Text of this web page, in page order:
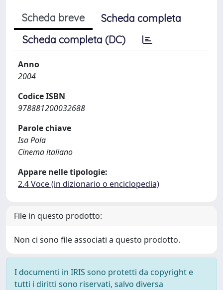
Scheda breve
Scheda completa
Scheda completa (DC)
Anno
2004
Codice ISBN
978881200032688
Parole chiave
Isa Pola
Cinema italiano
Appare nelle tipologie:
2.4 Voce (in dizionario o enciclopedia)
File in questo prodotto:
Non ci sono file associati a questo prodotto.
I documenti in IRIS sono protetti da copyright e
tutti i diritti sono riservati, salvo diversa